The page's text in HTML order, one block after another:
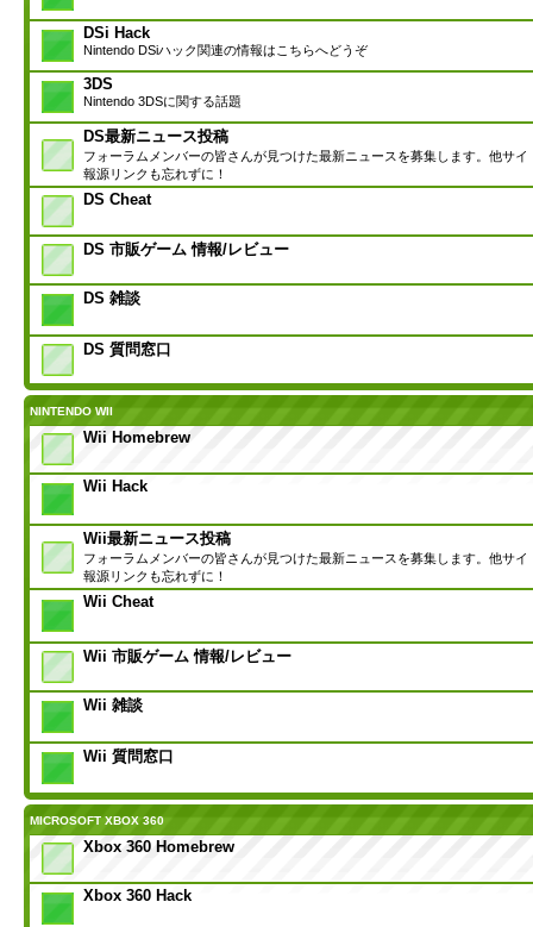
DSi Hack
Nintendo DSiハック関連の情報はこちらへどうぞ
3DS
Nintendo 3DSに関する話題
DS最新ニュース投稿
フォーラムメンバーの皆さんが見つけた最新ニュースを募集します。他サイ
報源リンクも忘れずに！
DS Cheat
DS 市販ゲーム 情報/レビュー
DS 雑談
DS 質問窓口
NINTENDO WII
Wii Homebrew
Wii Hack
Wii最新ニュース投稿
フォーラムメンバーの皆さんが見つけた最新ニュースを募集します。他サイ
報源リンクも忘れずに！
Wii Cheat
Wii 市販ゲーム 情報/レビュー
Wii 雑談
Wii 質問窓口
MICROSOFT XBOX 360
Xbox 360 Homebrew
Xbox 360 Hack